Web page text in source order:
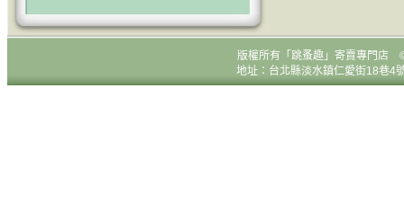
版權所有 「跳蚤趣」寄賣專門
地址：台北縣淡水鎮仁愛街18巷